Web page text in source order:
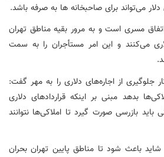
می‌تواند برای صاحبخانه ها به صرفه باشد.
مسری است و به مرور بقیه مناطق تهران
می‌کنند و این امر مستأجران را به سمت
جلوگیری از اجاره‌های دلاری را به مهر گفت:
بدهد مبنی بر اینکه قراردادهای دلاری
بازرسی صورت گیرد تا املاکی‌ها نتوانند
باعث شود تا مناطق پایین تهران بحران